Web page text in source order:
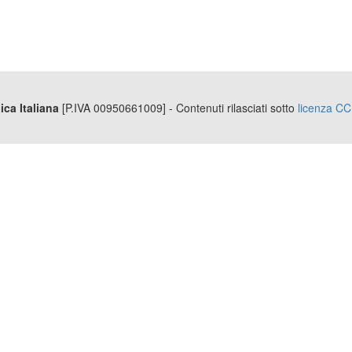
Italiana [P.IVA 00950661009] - Contenuti rilasciati sotto licenza